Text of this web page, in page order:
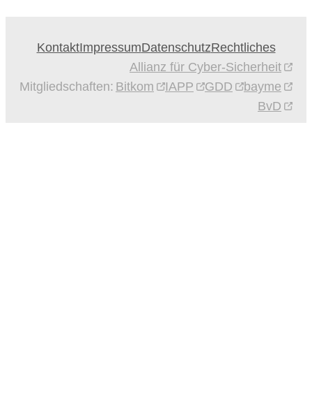
KontaktImpressumDatenschutzRechtliches
Mitgliedschaften:
Allianz für Cyber-Sicherheit
Bitkom
IAPP GDD
bayme
BvD